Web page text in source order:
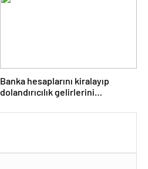
Banka hesaplarını kiralayıp
dolandırıcılık gelirlerini